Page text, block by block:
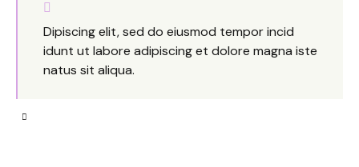
Dipiscing elit, sed do eiusmod tempor incid
idunt ut labore adipiscing et dolore magna iste
natus sit aliqua.